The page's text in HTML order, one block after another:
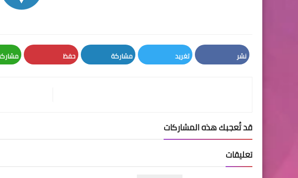
نشر تغريد مشاركة حفظ
قد تُعجبك هذه المشاركات
تعليقات